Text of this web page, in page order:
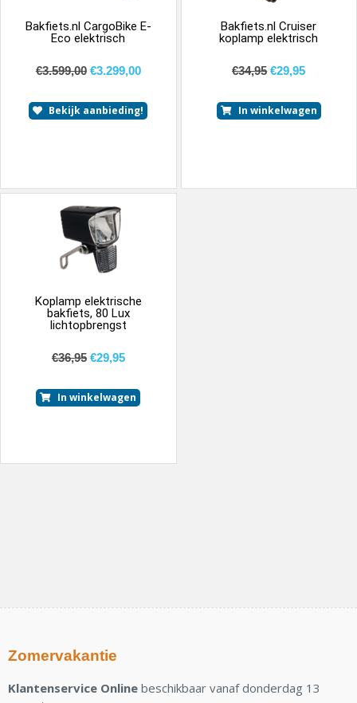
Bakfiets.nl CargoBike E-
Eco elektrisch
€3.599,00 €3.299,00
Bekijk aanbieding!
Bakfiets.nl Cruiser
koplamp elektrisch
€34,95 €29,95
In winkelwagen
Koplamp elektrische
bakfiets, 80 Lux
lichtopbrengst
€36,95 €29,95
In winkelwagen
Zomervakantie
Klantenservice Online beschikbaar vanaf donderdag 13